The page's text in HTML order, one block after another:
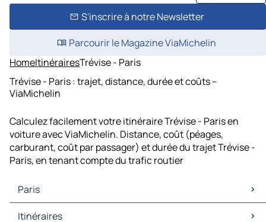
S'inscrire à notre Newsletter
Parcourir le Magazine ViaMichelin
HomeItinérairesTrévise - Paris
Trévise - Paris : trajet, distance, durée et coûts –
ViaMichelin
Calculez facilement votre itinéraire Trévise - Paris en
voiture avec ViaMichelin. Distance, coût (péages,
carburant, coût par passager) et durée du trajet Trévise -
Paris, en tenant compte du trafic routier
Paris
Paris Cartes et plans
Itinéraires